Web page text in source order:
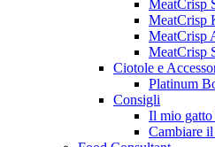
MeatCrisp
MeatCrisp
MeatCrisp
MeatCrisp
Ciotole e
Platinum
Consigli
Il mio gatto
Cambiare